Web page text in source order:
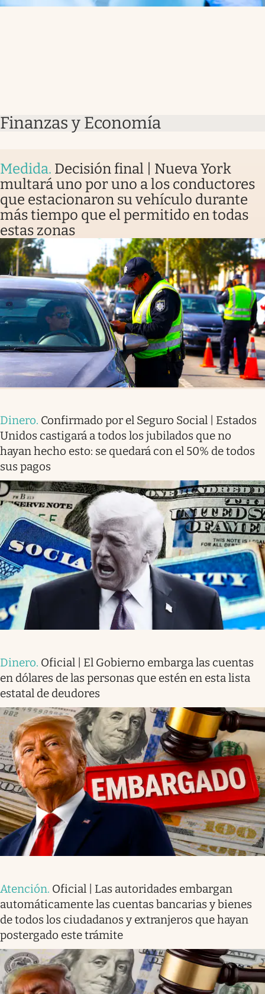
Finanzas y Economía
Medida. Decisión final | Nueva York
multará uno por uno a los conductores
que estacionaron su vehículo durante
más tiempo que el permitido en todas
estas zonas
Dinero. Confirmado por el Seguro Social | Estados
Unidos castigará a todos los jubilados que no
hayan hecho esto: se quedará con el 50% de todos
sus pagos
Dinero. Oficial | El Gobierno embarga las cuentas
en dólares de las personas que estén en esta lista
estatal de deudores
Atención. Oficial | Las autoridades embargan
automáticamente las cuentas bancarias y bienes
de todos los ciudadanos y extranjeros que hayan
postergado este trámite